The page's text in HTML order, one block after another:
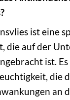
ist eine
die auf der
ist.
die
an